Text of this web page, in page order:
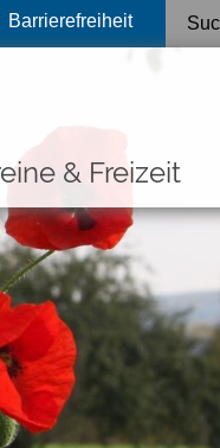
Barrierefreiheit
& Freizeit